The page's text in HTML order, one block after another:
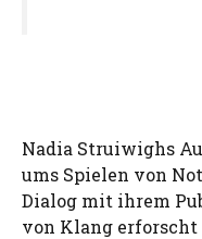
Nadia Struiwighs
ums Spielen von
Dialog mit ihrem
von Klang erforscht